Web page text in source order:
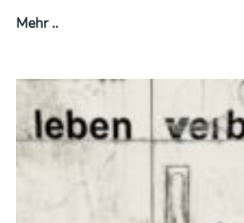
Mehr ..Von der Zeit und dem Mut